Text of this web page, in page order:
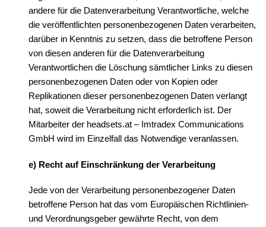
andere für die Datenverarbeitung Verantwortliche, welche
die veröffentlichten personenbezogenen Daten verarbeiten,
darüber in Kenntnis zu setzen, dass die betroffene Person
von diesen anderen für die Datenverarbeitung
Verantwortlichen die Löschung sämtlicher Links zu diesen
personenbezogenen Daten oder von Kopien oder
Replikationen dieser personenbezogenen Daten verlangt
hat, soweit die Verarbeitung nicht erforderlich ist. Der
Mitarbeiter der headsets.at – Imtradex Communications
GmbH wird im Einzelfall das Notwendige veranlassen.
e) Recht auf Einschränkung der Verarbeitung
Jede von der Verarbeitung personenbezogener Daten
betroffene Person hat das vom Europäischen Richtlinien-
und Verordnungsgeber gewährte Recht, von dem